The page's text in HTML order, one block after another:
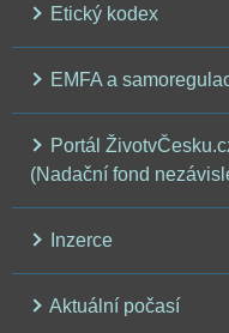
Etický kodex
EMFA a
Portál
(Nadační fond
Inzerce
Aktuální počasí